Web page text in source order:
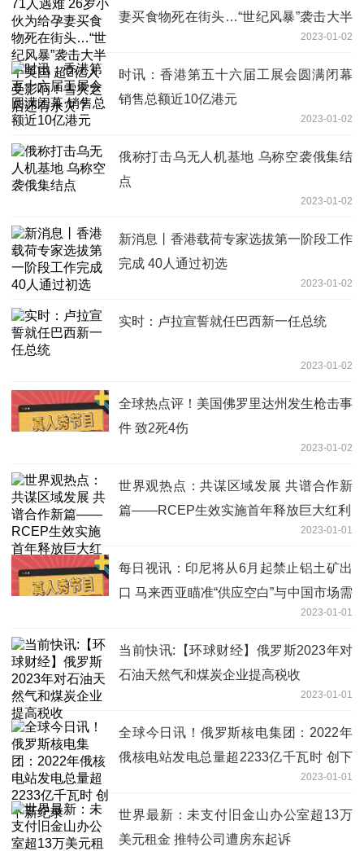
妻买食物死在街头…“世纪风暴”袭击大半
个美国 超2亿人受影响！雪灾之后还有水
灾？
2023-01-02
时讯：香港第五十六届工展会圆满闭幕
销售总额近10亿港元
2023-01-02
俄称打击乌无人机基地 乌称空袭俄集结
点
2023-01-02
新消息丨香港载荷专家选拔第一阶段工作
完成 40人通过初选
2023-01-02
实时：卢拉宣誓就任巴西新一任总统
2023-01-02
全球热点评！美国佛罗里达州发生枪击事
件 致2死4伤
2023-01-02
世界观热点：共谋区域发展 共谱合作新
篇——RCEP生效实施首年释放巨大红利
2023-01-01
每日视讯：印尼将从6月起禁止铝土矿出
口 马来西亚瞄准“供应空白”与中国市场需
2023-01-01
当前快讯:【环球财经】俄罗斯2023年对
石油天然气和煤炭企业提高税收
2023-01-01
全球今日讯！俄罗斯核电集团：2022年
俄核电站发电总量超2233亿千瓦时 创下
2023-01-01
世界最新：未支付旧金山办公室超13万
美元租金 推特公司遭房东起诉